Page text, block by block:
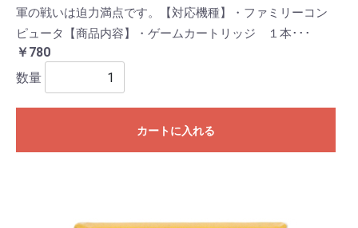
軍の戦いは迫力満点です。【対応機種】・ファミリーコン
ピュータ【商品内容】・ゲームカートリッジ １本･･･
￥780
数量
カートに入れる